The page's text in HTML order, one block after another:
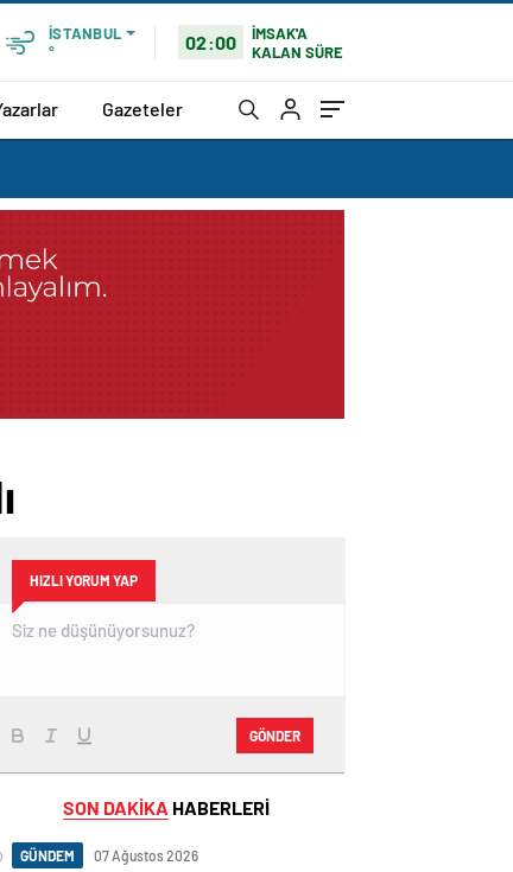
İSTANBUL
°
02:00
İMSAK'A
KALAN SÜRE
Gazeteler
HIZLI YORUM YAP
GÖNDER
SON DAKİKA HABERLERİ
GÜNDEM 07 Ağustos 2026